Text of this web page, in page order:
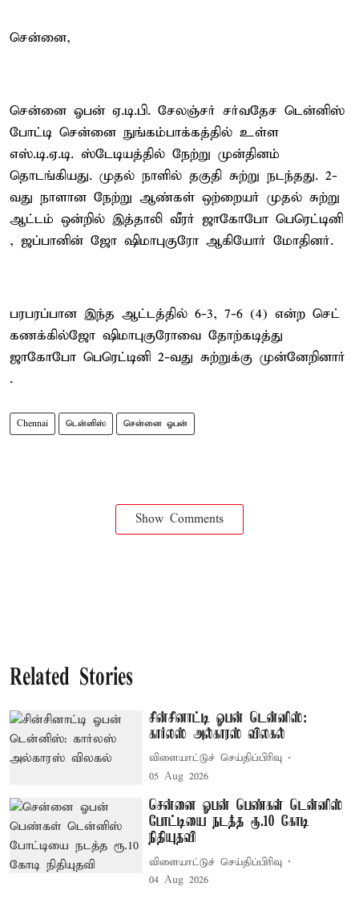
சென்னை,
சென்னை ஓபன் ஏ.டி.பி. சேலஞ்சர் சர்வதேச டென்னிஸ்
போட்டி சென்னை நுங்கம்பாக்கத்தில் உள்ள
எஸ்.டி.ஏ.டி. ஸ்டேடியத்தில் நேற்று முன்தினம்
தொடங்கியது. முதல் நாளில் தகுதி சுற்று நடந்தது. 2-
வது நாளான நேற்று ஆண்கள் ஒற்றையர் முதல் சுற்று
ஆட்டம் ஒன்றில் இத்தாலி வீரர் ஜாகோபோ பெரெட்டினி
, ஜப்பானின் ஜோ ஷிமாபுகுரோ ஆகியோர் மோதினர்.
பரபரப்பான இந்த ஆட்டத்தில் 6-3, 7-6 (4) என்ற செட்
கணக்கில்ஜோ ஷிமாபுகுரோவை தோற்கடித்து
ஜாகோபோ பெரெட்டினி 2-வது சுற்றுக்கு முன்னேறினார்
.
Chennai டென்னிஸ் சென்னை ஓபன்
Show Comments
Related Stories
சின்சினாட்டி ஓபன் டென்னிஸ்:
கார்லஸ் அல்காரஸ் விலகல்
விளையாட்டுச் செய்திப்பிரிவு
05 Aug 2026
சென்னை ஓபன் பெண்கள் டென்னிஸ்
போட்டியை நடத்த ரூ.10 கோடி
நிதியுதவி
விளையாட்டுச் செய்திப்பிரிவு
04 Aug 2026